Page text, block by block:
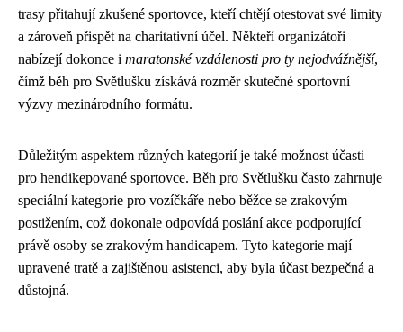
trasy přitahují zkušené sportovce, kteří chtějí otestovat své limity
a zároveň přispět na charitativní účel. Někteří organizátoři
nabízejí dokonce i maratonské vzdálenosti pro ty nejodvážnější,
čímž běh pro Světlušku získává rozměr skutečné sportovní
výzvy mezinárodního formátu.
Důležitým aspektem různých kategorií je také možnost účasti
pro hendikepované sportovce. Běh pro Světlušku často zahrnuje
speciální kategorie pro vozíčkáře nebo běžce se zrakovým
postižením, což dokonale odpovídá poslání akce podporující
právě osoby se zrakovým handicapem. Tyto kategorie mají
upravené tratě a zajištěnou asistenci, aby byla účast bezpečná a
důstojná.